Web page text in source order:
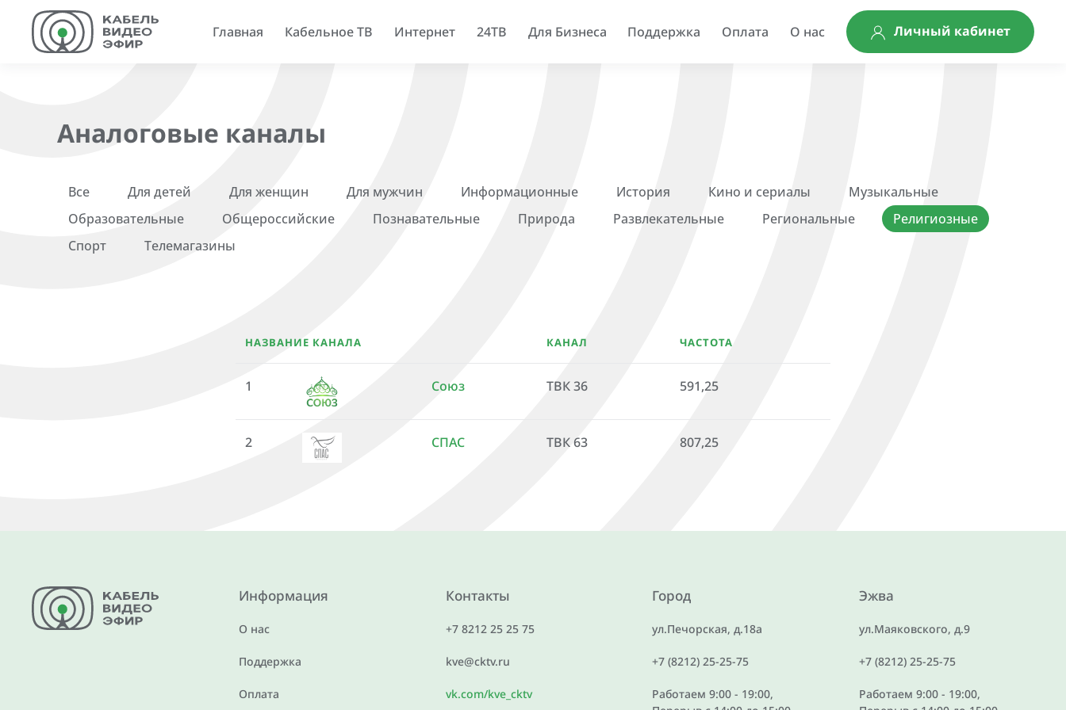
Главная Кабельное ТВ Интернет 24ТВ Для Бизнеса Поддержка Оплата О нас Личный кабинет
Аналоговые каналы
Все Для детей Для женщин Для мужчин Информационные История Кино и сериалы
Музыкальные
Образовательные
Общероссийские Познавательные Природа Развлекательные Региональные
Религиозные
Спорт
Телемагазины
НАЗВАНИЕ КАНАЛА КАНАЛ ЧАСТОТА
1 Союз ТВК 36 591,25
2 СПАС ТВК 63 807,25
Информация
О нас
Поддержка
Оплата
Контакты
+7 8212 25 25 75
kve@cktv.ru
vk.com/kve_cktv
Город
ул.Печорская, д.18а
+7 (8212) 25-25-75
Работаем 9:00 - 19:00,
Эжва
ул.Маяковского, д.9
+7 (8212) 25-25-75
Работаем 9:00 - 19:00,